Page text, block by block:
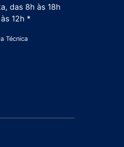
das 8h às 18h
12h *
Técnica